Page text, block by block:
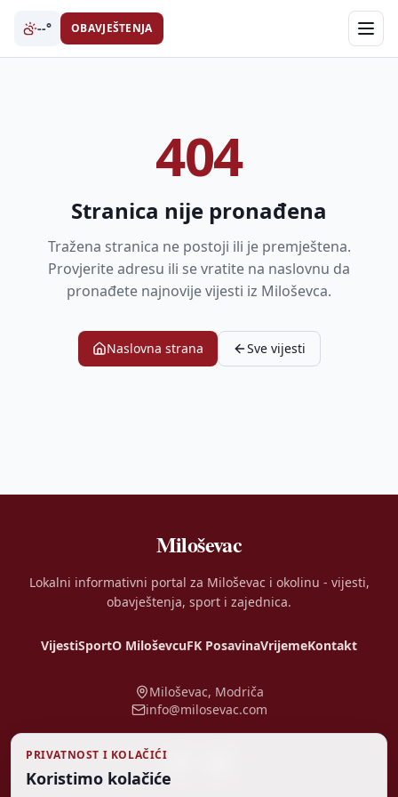
--° OBAVJEŠTENJA
404
Stranica nije pronađena
Tražena stranica ne postoji ili je premještena.
Provjerite adresu ili se vratite na naslovnu da
pronađete najnovije vijesti iz Miloševca.
Naslovna strana Sve vijesti
Miloševac
Lokalni informativni portal za Miloševac i okolinu - vijesti,
obavještenja, sport i zajednica.
VijestiSportO MiloševcuFK PosavinaVrijemeKontakt
Miloševac, Modriča
info@milosevac.com
PRIVATNOST I KOLAČIĆI
Koristimo kolačiće